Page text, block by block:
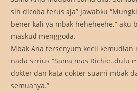
sih dicoba terus aja” jawabku
bener kali ya mbak heheheehe.” aku
maskud menggoda.
Mbak Ana tersenyum kecil kemudian
nada serius “Sama mas Richie..dulu
dokter dan kata dokter suami mbak
semuanya.”